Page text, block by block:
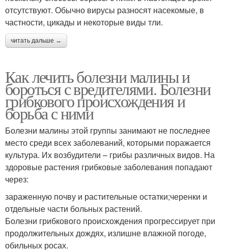
отсутствуют. Обычно вирусы разносят насекомые, в
частности, цикады и некоторые виды тли.
читать дальше →
Как лечить болезни малины и
бороться с вредителями. Болезни
грибкового происхождения и
борьба с ними
Болезни малины этой группы занимают не последнее
место среди всех заболеваний, которыми поражается
культура. Их возбудители – грибы различных видов. На
здоровые растения грибковые заболевания попадают
через:
зараженную почву и растительные остатки;черенки и
отдельные части больных растений.
Болезни грибкового происхождения прогрессирует при
продолжительных дождях, излишне влажной погоде,
обильных росах.